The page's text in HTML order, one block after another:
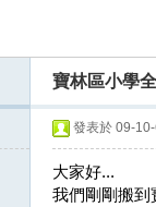
寶林區小學
發表於 09-
大家好...
我們剛剛搬到